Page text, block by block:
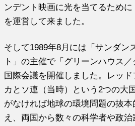
ンデント映画に光を当てるために
を運営して来ました。
そして1989年8月には「サンダン
ト」の主催で「グリーンハウス
国際会議を開催しました。レッ
カとソ連（当時）という2つの大
がなければ地球の環境問題の抜
え、両国から数々の科学者や政